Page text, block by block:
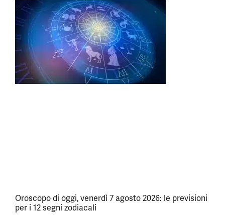
Oroscopo di oggi, venerdì 7 agosto 2026: le previsioni
per i 12 segni zodiacali